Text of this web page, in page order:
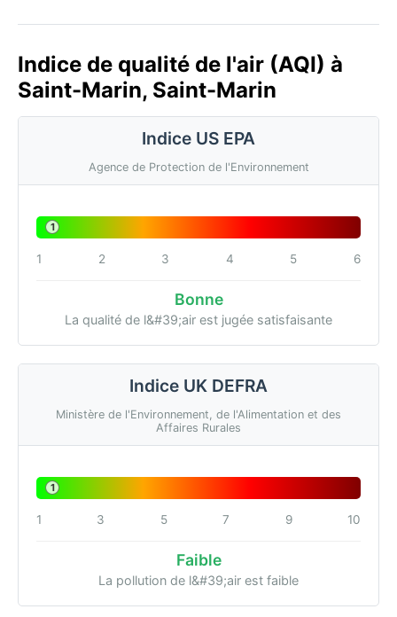
Indice de qualité de l'air (AQI) à
Saint-Marin, Saint-Marin
Indice US EPA
Agence de Protection de l'Environnement
1
1 2 3 4 5 6
Bonne
La qualité de l&#39;air est jugée satisfaisante
Indice UK DEFRA
Ministère de l'Environnement, de l'Alimentation et des
Affaires Rurales
1
1 3 5 7 9 10
Faible
La pollution de l&#39;air est faible